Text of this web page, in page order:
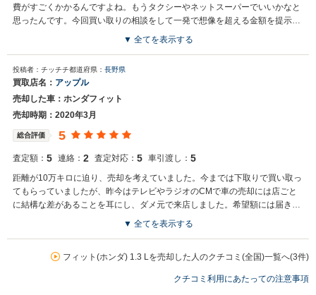
費がすごくかかるんですよね。もうタクシーやネットスーパーでいいかなと
思ったんです。今回買い取りの相談をして一発で想像を超える金額を提示い
ただきました。ありがとうございます。
▼ 全てを表示する
投稿者：チッチチ都道府県： 長野県
買取店名： アップル
売却した車：ホンダフィット
売却時期：2020年3月
総合評価 5
査定額： 5 連絡： 2 査定対応： 5 車引渡し： 5
距離が10万キロに迫り、売却を考えていました。今までは下取りで買い取っ
てもらっていましたが、昨今はテレビやラジオのCMで車の売却には店ごと
に結構な差があることを耳にし、ダメ元で来店しました。希望額には届きま
せんでしたが、確かに買取金額には差があり、1番高い金額で買い取っても
▼ 全てを表示する
フィット(ホンダ) 1.3 Lを売却した人のクチコミ(全国)一覧へ(3件)
クチコミ利用にあたっての注意事項